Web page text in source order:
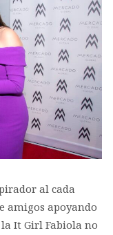
al cada
amigos apoyando
It Girl Fabiola no